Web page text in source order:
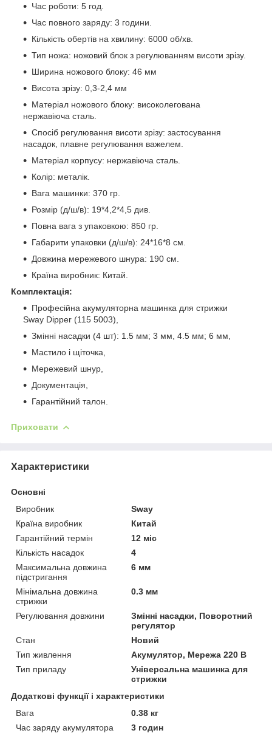
Час роботи: 5 год.
Час повного заряду: 3 години.
Кількість обертів на хвилину: 6000 об/хв.
Тип ножа: ножовий блок з регулюванням висоти зрізу.
Ширина ножового блоку: 46 мм
Висота зрізу: 0,3-2,4 мм
Матеріал ножового блоку: високолегована
нержавіюча сталь.
Спосіб регулювання висоти зрізу: застосування
насадок, плавне регулювання важелем.
Матеріал корпусу: нержавіюча сталь.
Колір: металік.
Вага машинки: 370 гр.
Розмір (д/ш/в): 19*4,2*4,5 див.
Повна вага з упаковкою: 850 гр.
Габарити упаковки (д/ш/в): 24*16*8 см.
Довжина мережевого шнура: 190 см.
Країна виробник: Китай.
Комплектація:
Професійна акумуляторна машинка для стрижки
Sway Dipper (115 5003),
Змінні насадки (4 шт): 1.5 мм; 3 мм, 4.5 мм; 6 мм,
Мастило і щіточка,
Мережевий шнур,
Документація,
Гарантійний талон.
Приховати
Характеристики
Основні
Виробник
Sway
Країна виробник
Китай
Гарантійний термін
12 міс
Кількість насадок
4
Максимальна довжина
підстригання
6 мм
Мінімальна довжина
стрижки
0.3 мм
Регулювання довжини
Змінні насадки, Поворотний
регулятор
Стан
Новий
Тип живлення
Акумулятор, Мережа 220 В
Тип приладу
Універсальна машинка для
стрижки
Додаткові функції і характеристики
Вага
0.38 кг
Час заряду акумулятора
3 годин